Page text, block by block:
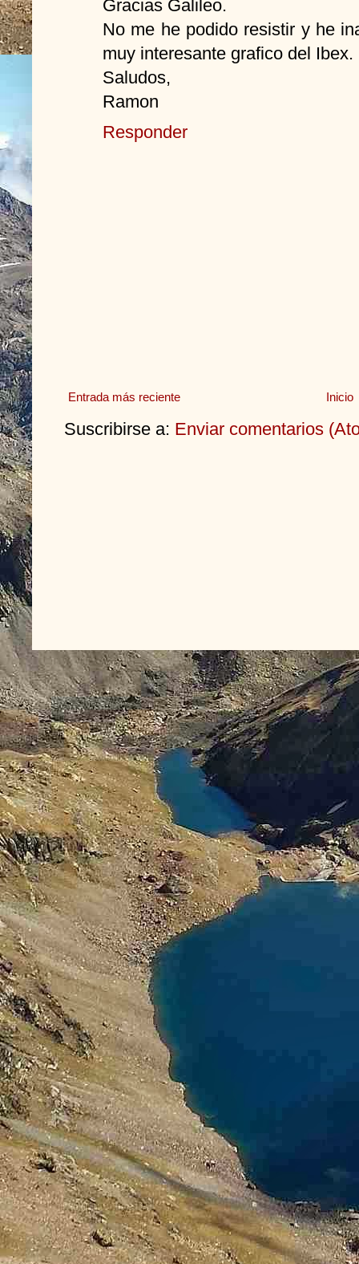
Gracias Galileo.
No me he podido resistir y he
muy interesante grafico del Ibex.
Saludos,
Ramon
Responder
Entrada más reciente Inicio
Suscribirse a: Enviar comentarios